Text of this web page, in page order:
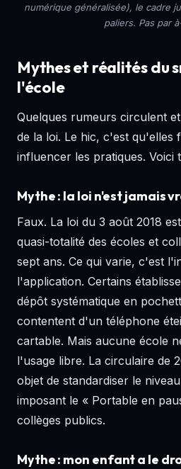
numérique généralisée), le cadre
paliers. Pas par
Mythes et réalités du
l'école
Quelques rumeurs circulent
de la loi. Le hic, c'est qu'elles
influencer les pratiques. Voici
Mythe : la loi n'est jamais
Faux. La loi du 3 août 2018
quasi-totalité des écoles et
sept ans. Ce qui varie, c'est
l'application. Certains
dépôt systématique en
contentent d'un téléphone
cartable. Mais aucune école
l'usage libre. La circulaire de
objet de standardiser le
imposant le « Portable en
collèges publics.
Mythe : mon enfant a le